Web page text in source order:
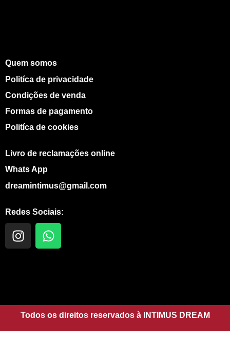
Quem somos
Politíca de privacidade
Condições de venda
Formas de pagamento
Politíca de cookies
Livro de reclamações online
Whats App
dreamintimus@gmail.com
Redes Sociais:
I
n
r
a
m
W
h
p
p
Todos os direitos reservados à INTIMUS DREAM